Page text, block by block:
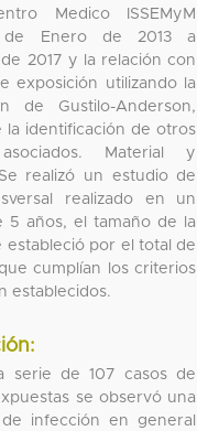
Medico ISSEMyM
de Enero de 2013 a
2017 y la relación con
exposición utilizando la
de Gustilo-Anderson,
la identificación de otros
Material y
realizó un estudio de
realizado en un
5 años, el tamaño de la
estableció por el total de
cumplían los criterios
establecidos.
serie de 107 casos de
se observó una
de infección en general